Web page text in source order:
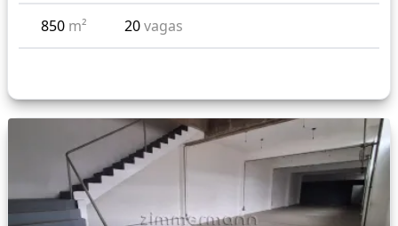
850 m² 20vagas